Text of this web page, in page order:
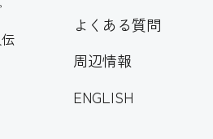
よくある質問
周辺情報
ENGLISH